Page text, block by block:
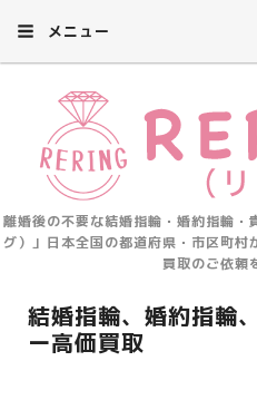
メニュー
離婚後の不要な結婚指輪・婚約指輪
グ）」日本全国の都道府県・市区町
買取のご依頼
結婚指輪、婚約指輪
ー高価買取